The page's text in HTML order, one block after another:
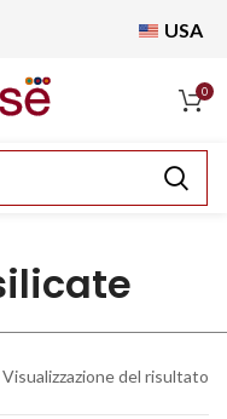
USA
0
Visualizzazione del risultato